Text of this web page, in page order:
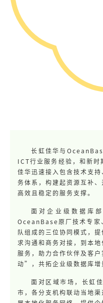
长虹佳华与
ICT行业服务经验，和新
佳华迅速接入包含技术支
务体系，构建起资源互补、
高效且稳定的服务支撑。
面对企业级数据库
OceanBase原厂技术专家
队组成的三位协同模式，
求沟通和商务对接，到本
服务，助力合作伙伴及客
动”，共拓企业级数据库增
面对区域市场，长虹
市，各分支机构联动当地